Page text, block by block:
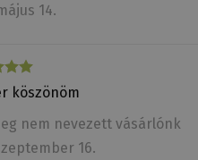
14.
köszönöm
nem nevezett vásárlónk
16.